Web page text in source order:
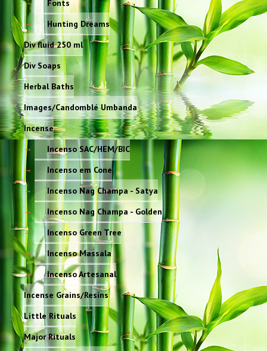
Fonts
Hunting Dreams
Div fluid 250 ml
Div Soaps
Herbal Baths
Images/Candomblé Umbanda
Incense
Incenso SAC/HEM/BIC
Incenso em Cone
Incenso Nag Champa - Satya
Incenso Nag Champa - Golden
Incenso Green Tree
Incenso Massala
Incenso Artesanal
Incense Grains/Resins
Little Rituals
Major Rituals